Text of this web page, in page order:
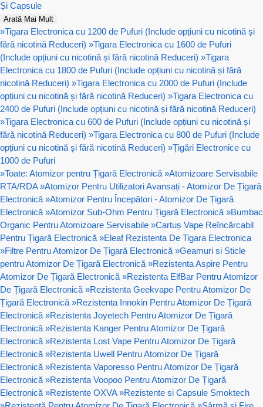
Și Capsule
Arată Mai Mult
»Tigara Electronica cu 1200 de Pufuri (Include opțiuni cu nicotină și
fără nicotină Reduceri) »Tigara Electronica cu 1600 de Pufuri
(Include opțiuni cu nicotină și fără nicotină Reduceri) »Tigara
Electronica cu 1800 de Pufuri (Include opțiuni cu nicotină și fără
nicotină Reduceri) »Tigara Electronica cu 2000 de Pufuri (Include
opțiuni cu nicotină și fără nicotină Reduceri) »Tigara Electronica cu
2400 de Pufuri (Include opțiuni cu nicotină și fără nicotină Reduceri)
»Tigara Electronica cu 600 de Pufuri (Include opțiuni cu nicotină și
fără nicotină Reduceri) »Tigara Electronica cu 800 de Pufuri (Include
opțiuni cu nicotină și fără nicotină Reduceri) »Țigări Electronice cu
1000 de Pufuri
»Toate: Atomizor pentru Țigară Electronică »Atomizoare Servisabile
RTA/RDA »Atomizor Pentru Utilizatori Avansați - Atomizor De Țigară
Electronică »Atomizor Pentru Începători - Atomizor De Țigară
Electronică »Atomizor Sub-Ohm Pentru Țigară Electronică »Bumbac
Organic Pentru Atomizoare Servisabile »Cartuș Vape Reîncărcabil
Pentru Țigară Electronică »Eleaf Rezistenta De Tigara Electronica
»Filtre Pentru Atomizor De Țigară Electronică »Geamuri si Sticle
pentru Atomizor De Țigară Electronică »Rezistenta Aspire Pentru
Atomizor De Țigară Electronică »Rezistenta ElfBar Pentru Atomizor
De Țigară Electronică »Rezistenta Geekvape Pentru Atomizor De
Țigară Electronică »Rezistenta Innokin Pentru Atomizor De Țigară
Electronică »Rezistenta Joyetech Pentru Atomizor De Țigară
Electronică »Rezistenta Kanger Pentru Atomizor De Țigară
Electronică »Rezistenta Lost Vape Pentru Atomizor De Țigară
Electronică »Rezistenta Uwell Pentru Atomizor De Țigară
Electronică »Rezistenta Vaporesso Pentru Atomizor De Țigară
Electronică »Rezistenta Voopoo Pentru Atomizor De Țigară
Electronică »Rezistente OXVA »Rezistente si Capsule Smoktech